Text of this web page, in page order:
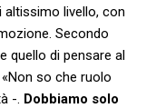
altissimo livello, con
Secondo
quello di pensare al
so che ruolo
-. Dobbiamo solo